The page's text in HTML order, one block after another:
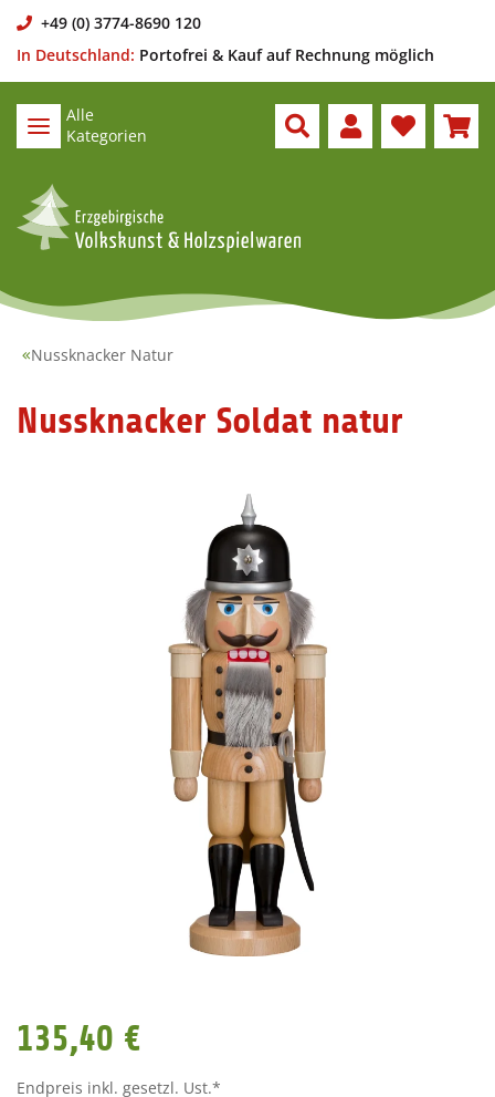
+49 (0) 3774-8690 120
In Deutschland: Portofrei & Kauf auf Rechnung möglich
Alle
Kategorien
Nussknacker Natur
Nussknacker Soldat natur
135,40 €
Endpreis inkl. gesetzl. Ust.*